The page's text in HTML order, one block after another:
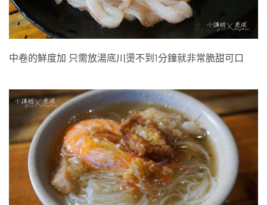
中卷的鮮度加 只需放湯底川燙不到1分鐘就非常脆甜可口